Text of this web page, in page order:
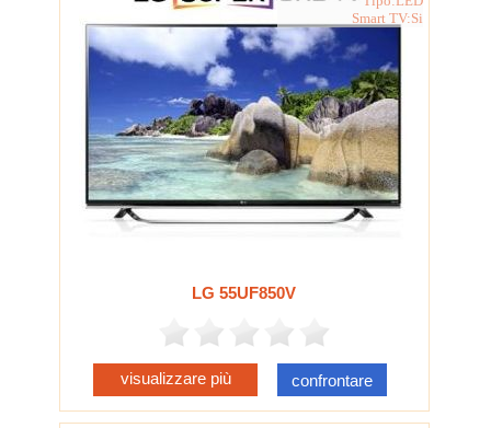
Smart TV:Si
LG 55UF850V
visualizzare più confrontare